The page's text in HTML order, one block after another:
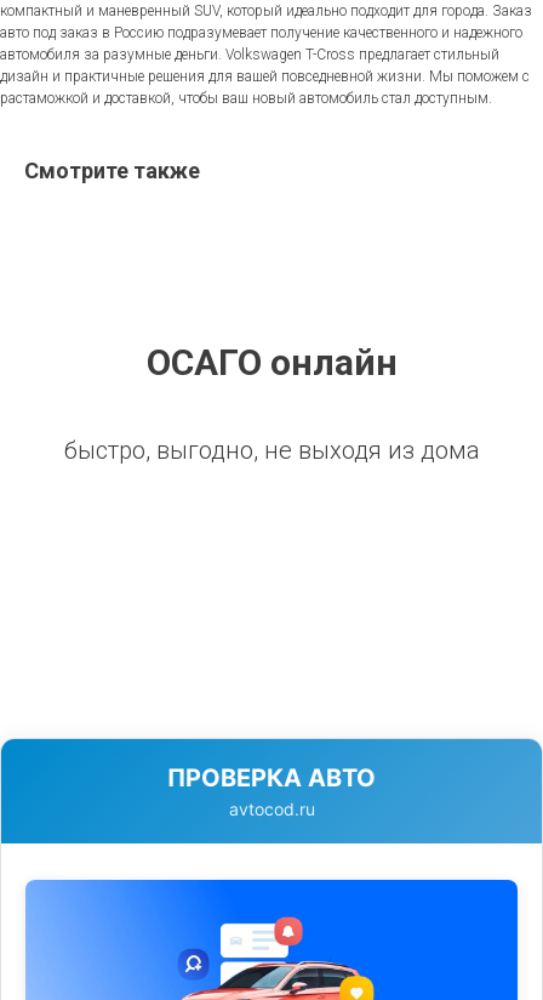
компактный и маневренный SUV, который идеально подходит для города. Заказ
авто под заказ в Россию подразумевает получение качественного и надежного
автомобиля за разумные деньги. Volkswagen T-Cross предлагает стильный
дизайн и практичные решения для вашей повседневной жизни. Мы поможем с
растаможкой и доставкой, чтобы ваш новый автомобиль стал доступным.
Смотрите также
ОСАГО онлайн
быстро, выгодно, не выходя из дома
ПРОВЕРКА АВТО
avtocod.ru